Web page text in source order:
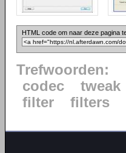
HTML code om naar deze pagina
Trefwoorden:
codec
tweak
filter
filters